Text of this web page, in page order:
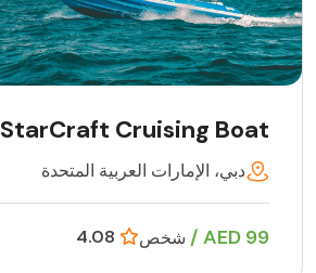
StarCraft Cruising Boat
دبي، الإمارات العربية المتحدة
99 AED / شخص